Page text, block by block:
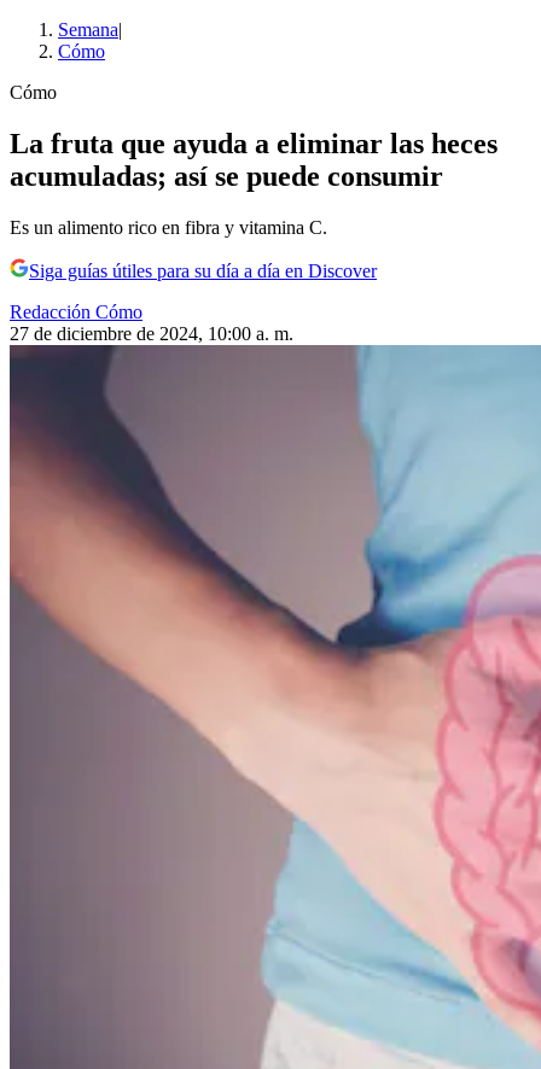
Semana|
Cómo
Cómo
La fruta que ayuda a eliminar las heces
acumuladas; así se puede consumir
Es un alimento rico en fibra y vitamina C.
Siga guías útiles para su día a día en Discover
Redacción Cómo
27 de diciembre de 2024, 10:00 a. m.